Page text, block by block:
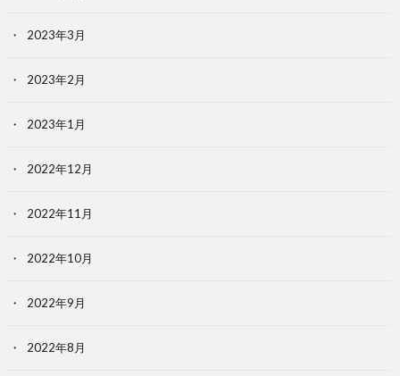
2023年3月
2023年2月
2023年1月
2022年12月
2022年11月
2022年10月
2022年9月
2022年8月